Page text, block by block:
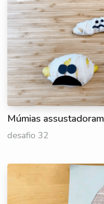
Múmias
desafio 32